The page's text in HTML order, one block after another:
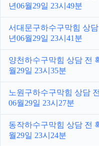
년06월29일 23시49분
서대문구하수구막힘 상
년06월29일 23시41분
양천하수구막힘 상담 전
월29일 23시35분
노원구하수구막힘 상담
06월29일 23시27분
동작하수구막힘 상담 전
월29일 23시24분